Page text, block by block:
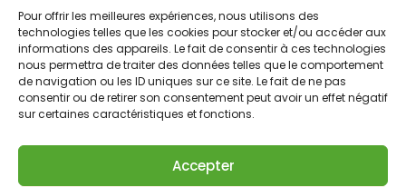
Pour offrir les meilleures expériences, nous utilisons des
technologies telles que les cookies pour stocker et/ou accéder aux
informations des appareils. Le fait de consentir à ces technologies
nous permettra de traiter des données telles que le comportement
de navigation ou les ID uniques sur ce site. Le fait de ne pas
consentir ou de retirer son consentement peut avoir un effet négatif
sur certaines caractéristiques et fonctions.
Accepter
85100 Les Sables-d'Olonne
Téléphone :
06 13 23 67 88
Adresse mail :